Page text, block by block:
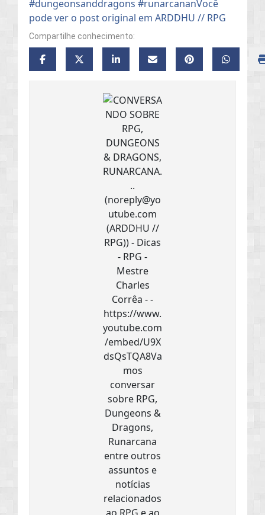
Compartilhe conhecimento: